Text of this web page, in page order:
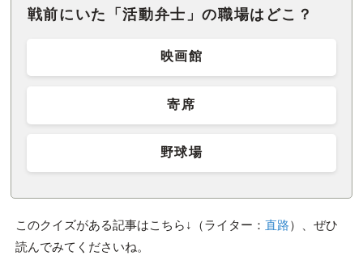
戦前にいた「活動弁士」の職場はどこ？
映画館
寄席
野球場
このクイズがある記事はこちら↓（ライター： 直路）、ぜひ
読んでみてくださいね。